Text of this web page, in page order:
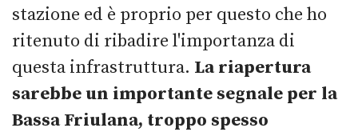
stazione ed è proprio per questo che ho
ritenuto di ribadire l'importanza di
questa infrastruttura. La riapertura
sarebbe un importante segnale per la
Bassa Friulana, troppo spesso